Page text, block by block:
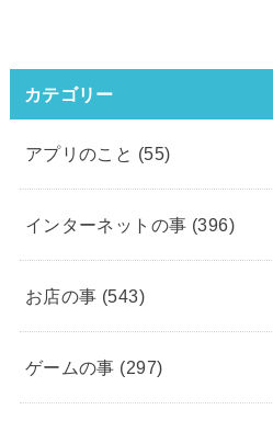
カテゴリー
アプリのこと (55)
インターネットの事 (396)
お店の事 (543)
ゲームの事 (297)